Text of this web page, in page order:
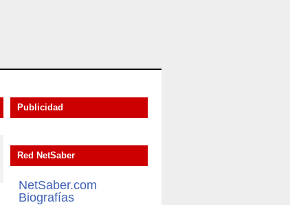
Publicidad
Red NetSaber
NetSaber.com
Biografías